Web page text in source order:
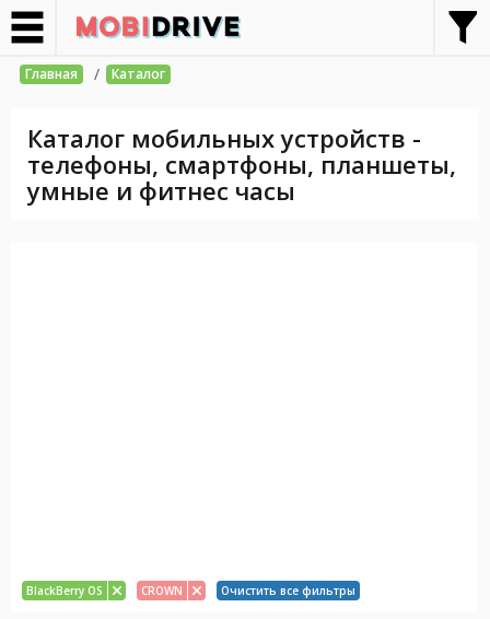
Главная / Каталог
Каталог мобильных устройств -
телефоны, смартфоны, планшеты,
умные и фитнес часы
BlackBerry OS CROWN Очистить все фильтры